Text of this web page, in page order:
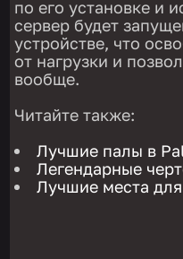
по его установке и
сервер будет
устройстве, что
от нагрузки и
вообще.
Читайте также:
Лучшие палы в
Легендарные
Лучшие места